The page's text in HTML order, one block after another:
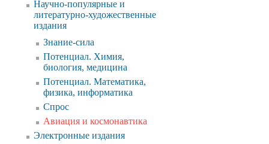
Научно-популярные и
литературно-художественные
издания
Знание-сила
Потенциал. Химия,
биология, медицина
Потенциал. Математика,
физика, информатика
Спрос
Авиация и космонавтика
Электронные издания